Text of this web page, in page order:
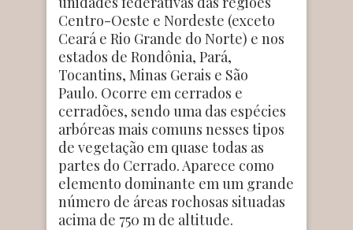
Centro-Oeste e Nordeste (exceto
Ceará e Rio Grande do Norte) e nos
estados de Rondônia, Pará,
Tocantins, Minas Gerais e São
Paulo. Ocorre em cerrados e
cerradões, sendo uma das espécies
arbóreas mais comuns nesses tipos
de vegetação em quase todas as
partes do Cerrado. Aparece como
elemento dominante em um grande
número de áreas rochosas situadas
acima de 750 m de altitude.